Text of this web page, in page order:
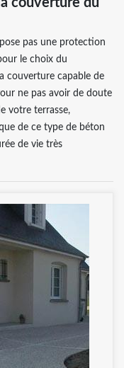
pas une protection
le choix du
couverture capable de
ne pas avoir de doute
votre terrasse,
de ce type de béton
de vie très